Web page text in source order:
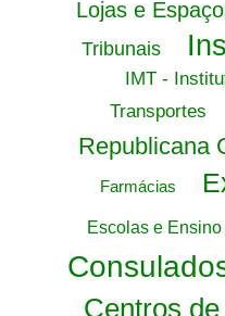
Lojas e
Tribunais
IMT -
Transportes
Republicana
Farmácias
Escolas e Ensino
Centros